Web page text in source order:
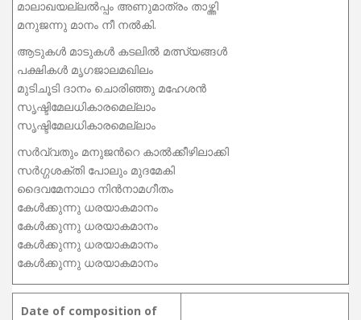
മാലാഖയല്ലല്‍പ്പം അണുമാത്രം താഴ്ത്തി
മനുജന്നു മാനം നീ നല്‍കി.
ആടുകള്‍ മാടുകള്‍ കടലില്‍ മത്സ്യങ്ങള്‍
പക്ഷികള്‍ മൃഗജാലമഖിലം
മുടിചൂടി ദാനം ചൊരിഞ്ഞു മഹേശന്‍
സൃഷ്ടിമേലധികാരമെല്ലാം
സൃഷ്ടിമേലധികാരമെല്ലാം
സര്‍വ്വതും മനുജന്‍റെ കാല്‍ക്കീഴിലാക്കി
സര്‍ഗ്ഗശക്തി പോലും മുദമേകി
ദൈവമേനാഥാ നിന്‍നാമഗീതം
കേള്‍ക്കുന്നു ധരയാകമാനം
കേള്‍ക്കുന്നു ധരയാകമാനം
കേള്‍ക്കുന്നു ധരയാകമാനം
കേള്‍ക്കുന്നു ധരയാകമാനം
Date of composition of